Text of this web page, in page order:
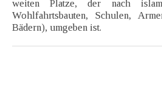
weiten Platze, der nach
Wohlfahrtsbauten, Schulen,
Bädern), umgeben ist.